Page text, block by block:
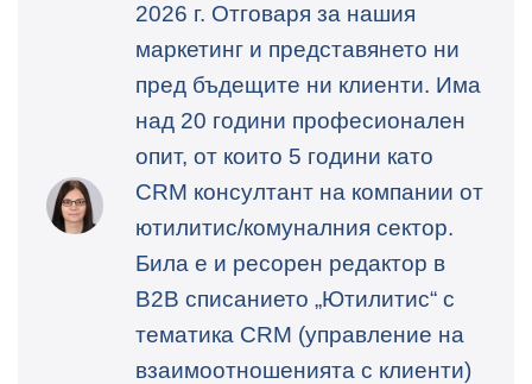
2026 г. Отговаря за нашия
маркетинг и представянето ни
пред бъдещите ни клиенти. Има
над 20 години професионален
опит, от които 5 години като
CRM консултант на компании от
ютилитис/комуналния сектор.
Била е и ресорен редактор в
B2B списанието „Ютилитис“ с
тематика CRM (управление на
взаимоотношенията с клиенти)